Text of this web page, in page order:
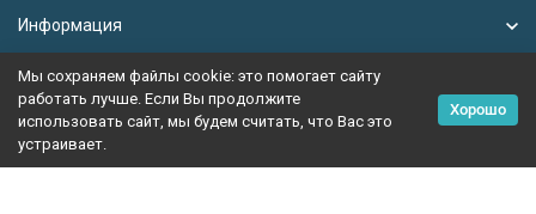
Информация
Политика персональных данных Карта сайта
Мы сохраняем файлы cookie: это помогает сайту
работать лучше. Если Вы продолжите
использовать сайт, мы будем считать, что Вас это
устраивает.
Хорошо